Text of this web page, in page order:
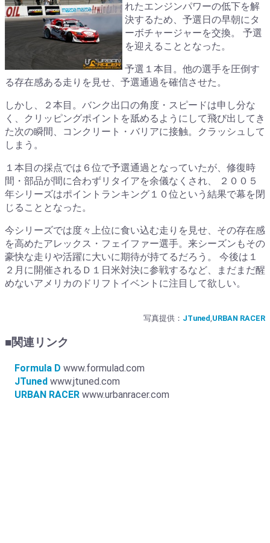
れたエンジンパワーの低下を解
決するため、予選日の早朝にタ
ーボチャージャーを交換。 予選
を迎えることとなった。
予選１本目。他の選手を圧倒す
る存在感ある走りを見せ、予選通過を確信させた。
しかし、２本目。バンク出口の角度・スピードは申し分な
く、クリッピングポイントを舐めるようにして飛び出してき
た次の瞬間、コンクリート・バリアに接触。クラッシュして
しまう。
１本目の採点では６位で予選通過となっていたが、修復時
間・部品が間に合わずリタイアを余儀なくされ、 ２００５
年シリーズはポイントランキング１０位という結果で幕を閉
じることとなった。
今シリーズでは度々上位に食い込む走りを見せ、その存在感
を高めたアレックス・フェイファー選手。来シーズンもその
豪快な走りや活躍に大いに期待が持てるだろう。 今後は１
２月に開催されるＤ１日米対決に参戦するなど、まだまだ醒
めないアメリカのドリフトイベントに注目して欲しい。
写真提供： JTuned,URBAN RACER
■関連リンク
Formula D www.formulad.com
JTuned www.jtuned.com
URBAN RACER www.urbanracer.com